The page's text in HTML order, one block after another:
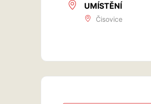
UMÍSTĚNÍ
Čisovice